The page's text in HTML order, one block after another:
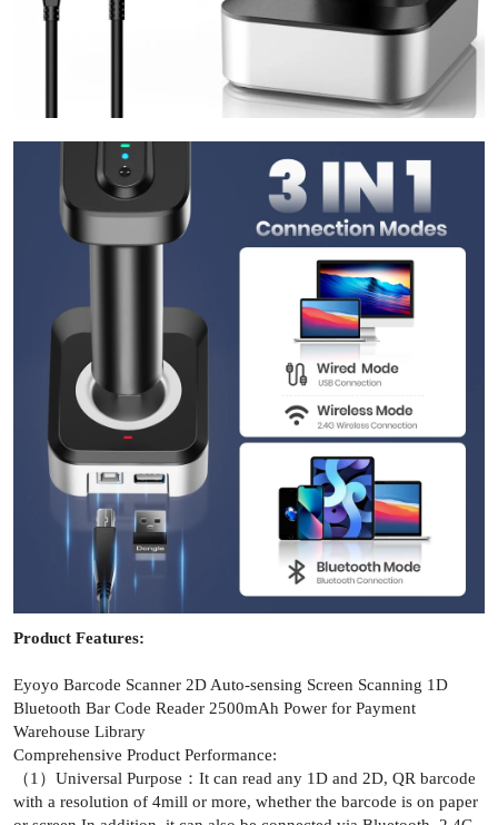
Product Features:
Eyoyo Barcode Scanner 2D Auto-sensing Screen Scanning 1D
Bluetooth Bar Code Reader 2500mAh Power for Payment
Warehouse Library
Comprehensive Product Performance:
（1）Universal Purpose：It can read any 1D and 2D, QR barcode
with a resolution of 4mill or more, whether the barcode is on paper